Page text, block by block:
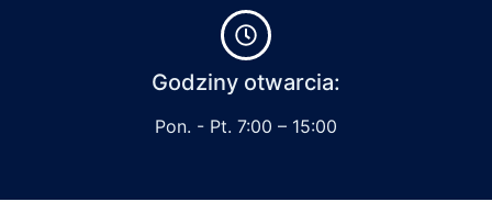
Godziny otwarcia:
Pon. - Pt. 7:00 – 15:00